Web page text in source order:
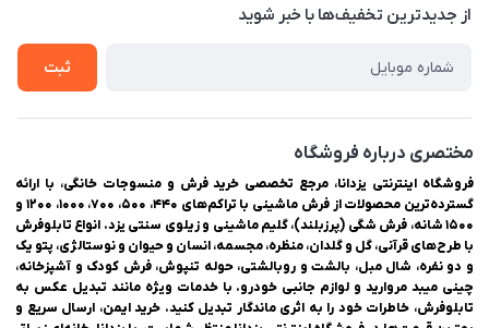
درباره ما
سوالات متداول
از جدید‌ترین تخفیف‌ها با‌ خبر شوید
ثبت
مختصری درباره فروشگاه
فروشگاه اینترنتی یزدانا، مرجع تخصصی خرید فرش و منسوجات خانگی، با ارائه
گسترده‌ترین محصولات از فرش ماشینی با تراکم‌های ۴۴۰، ۵۰۰، ۷۰۰، ۱۰۰۰، ۱۲۰۰ و
۱۵۰۰ شانه، فرش شگی (پرزبلند)، گلیم ماشینی و زیلوی سنتی یزد. انواع تابلوفرش
با طرح‌های قرآنی، گل و گلدان، منظره، مجسمه، انسان و حیوان و نوستالژی، پتو یک
و دو نفره، شال مبل، بالشت و روبالشتی، حوله تنپوش، فرش کودک و آشپزخانه،
چینی میبد مروارید و لوازم جانبی خودرو. با خدمات ویژه مانند تبدیل عکس به
تابلوفرش، خاطرات خود را به اثری ماندگار تبدیل کنید. خرید ایمن، ارسال سریع و